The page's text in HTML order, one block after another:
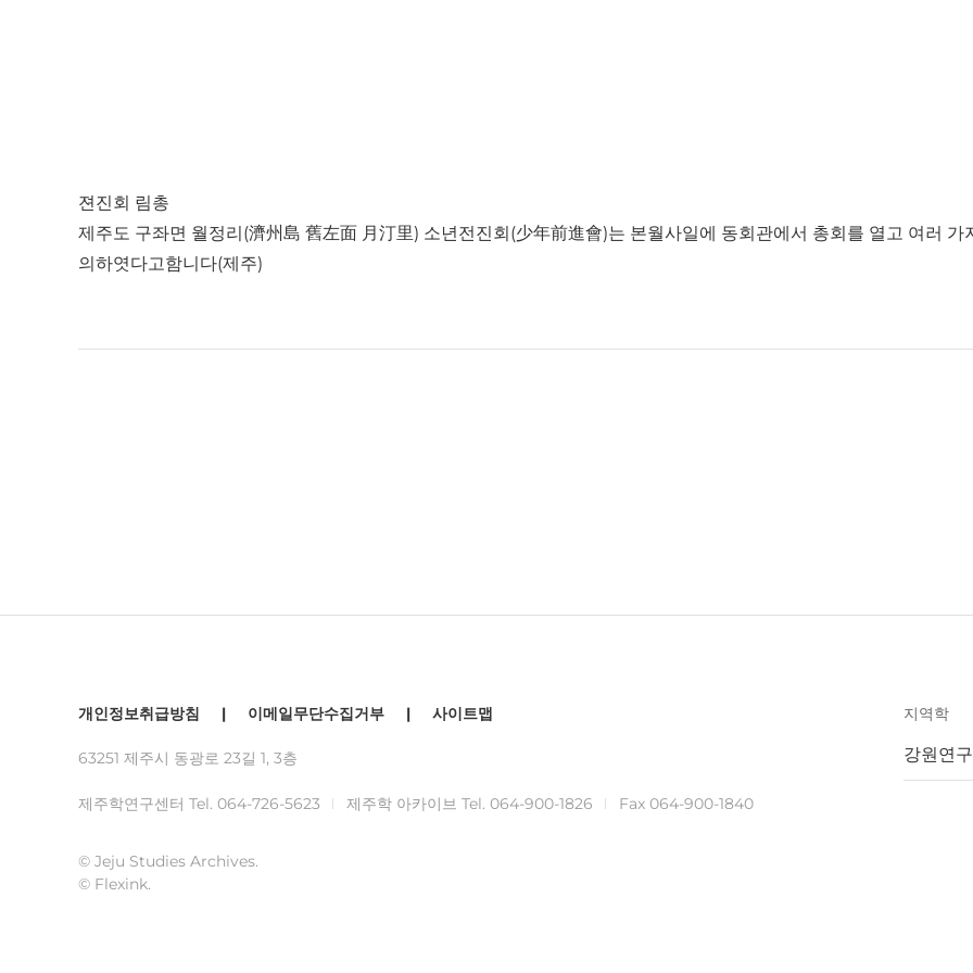
젼진회 림총
제주도 구좌면 월정리(濟州島 舊左面 月汀里) 소년전진회(少年前進會)는 본월사일에 동회관에서 총회를 열고 여러 가
의하엿다고함니다(제주)
개인정보취급방침 | 이메일무단수집거부 | 사이트맵
63251 제주시 동광로 23길 1, 3층
제주학연구센터 Tel. 064-726-5623 제주학 아카이브 Tel. 064-900-1826 Fax 064-900-1840
© Jeju Studies Archives.
© Flexink.
지역학
강원연